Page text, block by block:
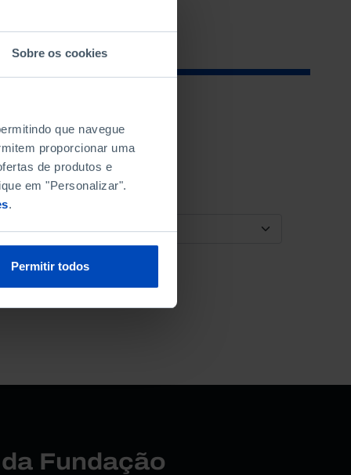
Sobre os cookies
que navegue
proporcionar uma
de produtos e
em "Personalizar".
.
Permitir todos
ORDENAR POR
Fundação